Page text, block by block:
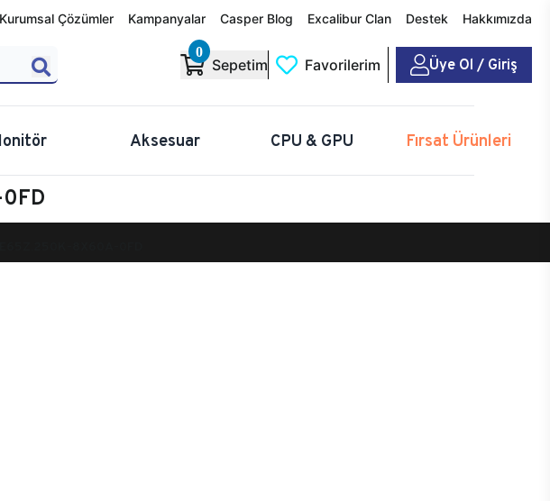
Kurumsal Çözümler Kampanyalar Casper Blog Excalibur Clan Destek Hakkımızda
0
Sepetim Favorilerim Üye Ol / Giriş
Aksesuar CPU & GPU Fırsat Ürünleri